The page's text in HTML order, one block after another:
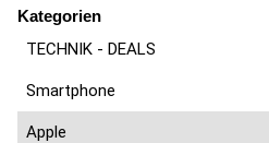
Kategorien
TECHNIK - DEALS
Smartphone
Apple